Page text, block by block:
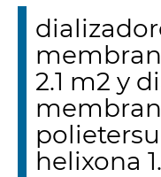
2.1 m2 y
helixona